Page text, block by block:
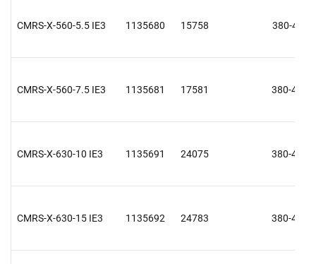
CMRS-X-560-5.5 IE3 1135680 15758 380-415
CMRS-X-560-7.5 IE3 1135681 17581 380-415
CMRS-X-630-10 IE3 1135691 24075 380-415
CMRS-X-630-15 IE3 1135692 24783 380-415